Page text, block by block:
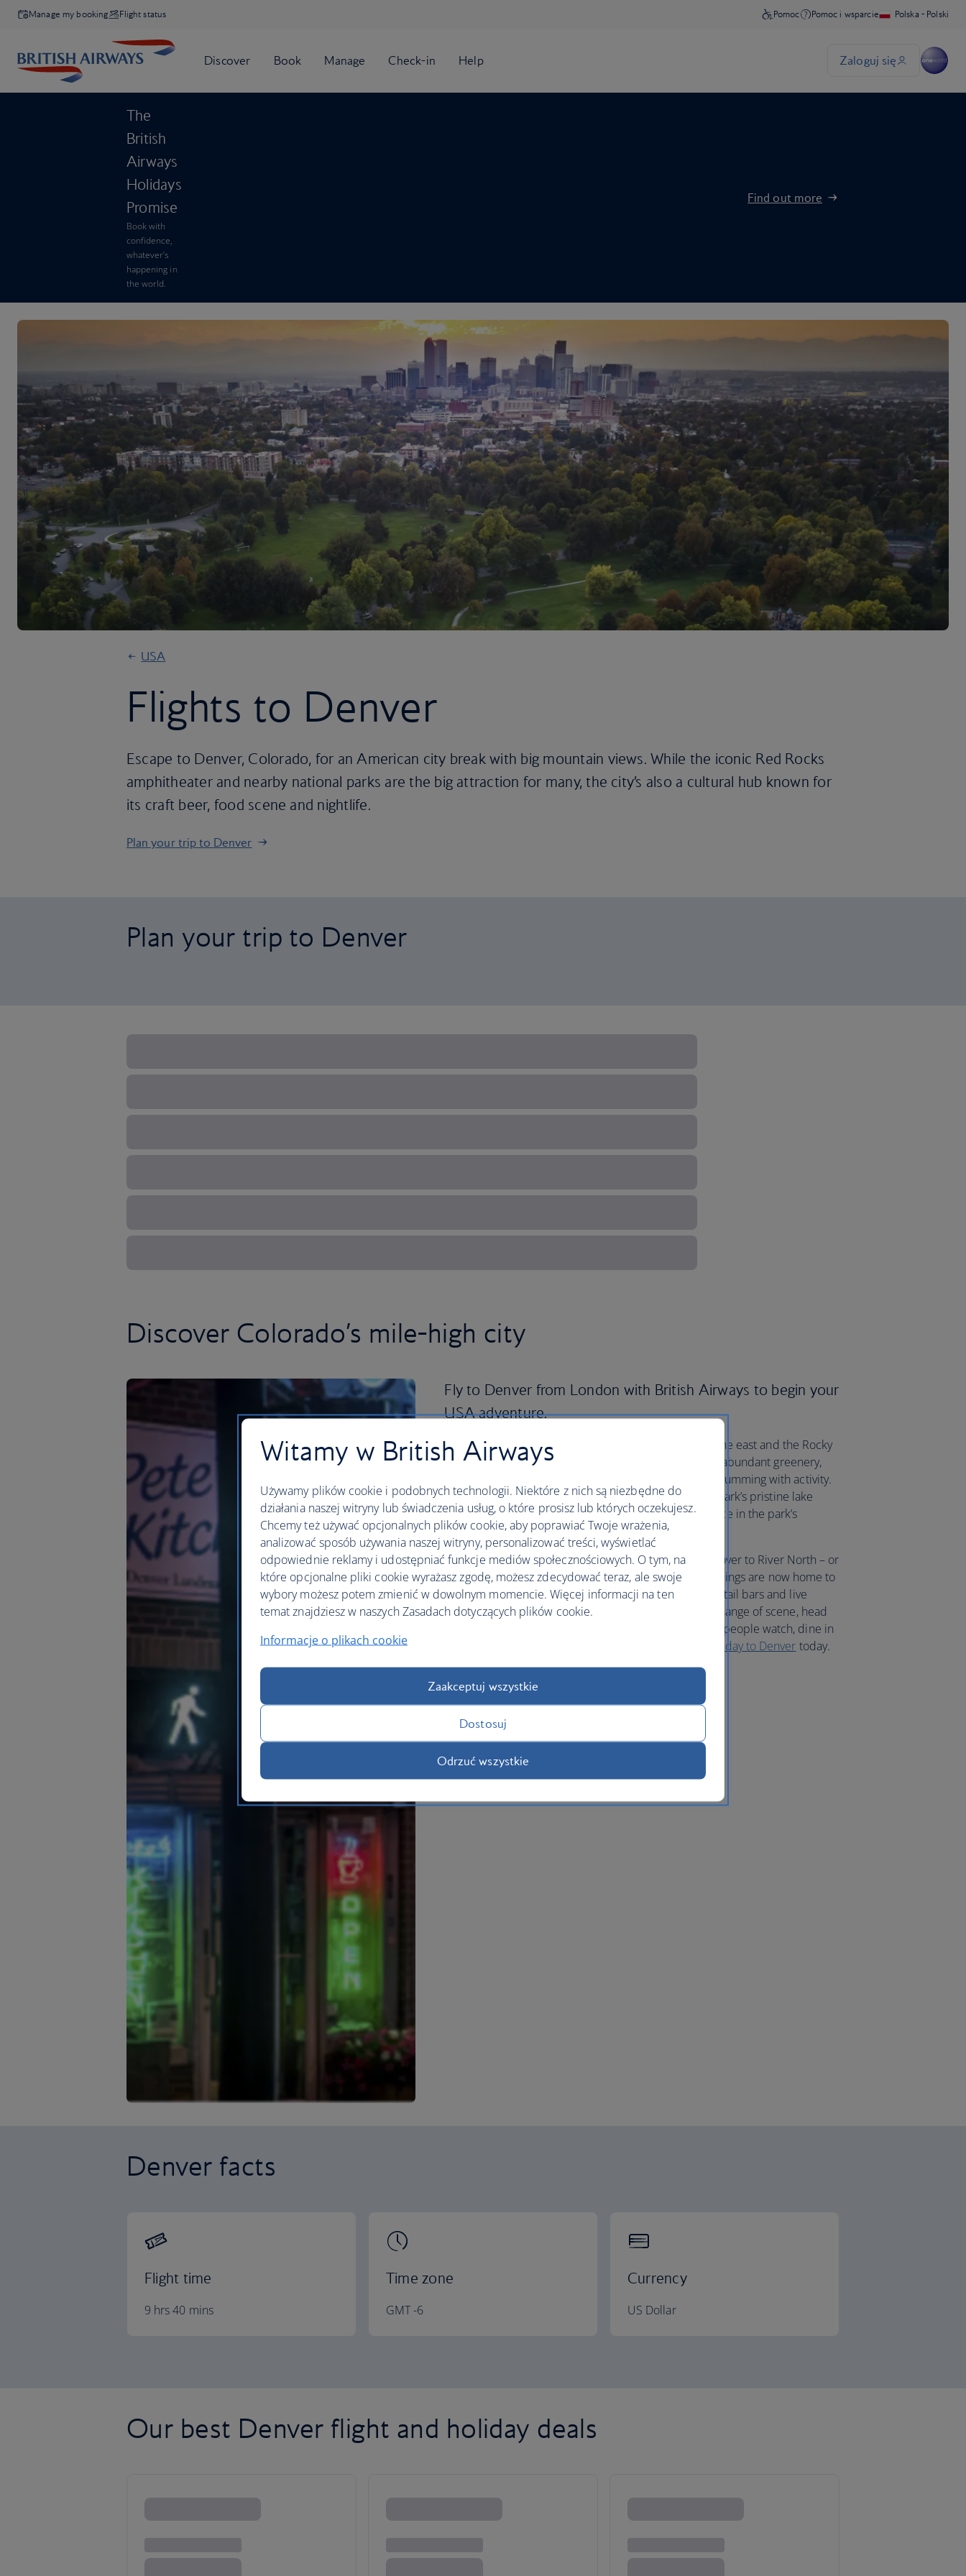
Manage my booking Flight status
The
British
Airways
Holidays
Promise
Book with
confidence,
whatever’s
happening in
the world.
Find out more
USA
Flights to Denver
Escape to Denver, Colorado, for an American city break with big mountain views. While the iconic Red Rocks
amphitheater and nearby national parks are the big attraction for many, the city’s also a cultural hub known for
its craft beer, food scene and nightlife.
Plan your trip to Denver
Plan your trip to Denver
Discover Colorado’s mile-high city
Fly to Denver from London with British Airways to begin your
USA adventure.
Sitting a mile above sea level with the Great Plains to the east and the Rocky
Mountains to the west, Denver’s got it all. Discover the abundant greenery,
diverse neighbourhoods and a walkable centre that’s humming with activity.
Start your morning in Denver with a stroll around City Park’s pristine lake
before popping into the Museum of Nature and Science in the park’s
grounds.
Check out the city’s thriving creative scene by walking over to River North – or
RiNo, as it’s known locally. The formerly industrial buildings are now home to
galleries, breweries and workspaces with enough cocktail bars and live
music venues to keep you going until morning. For a change of scene, head
to Denver’s upmarket Cherry Creek neighbourhood to people watch, dine in
holiday to Denver today.
Denver facts
Flight time
9 hrs 40 mins
Time zone
GMT -6
Currency
US Dollar
Our best Denver flight and holiday deals
Witamy w British Airways
Używamy plików cookie i podobnych technologii. Niektóre z nich są niezbędne do
działania naszej witryny lub świadczenia usług, o które prosisz lub których oczekujesz.
Chcemy też używać opcjonalnych plików cookie, aby poprawiać Twoje wrażenia,
analizować sposób używania naszej witryny, personalizować treści, wyświetlać
odpowiednie reklamy i udostępniać funkcje mediów społecznościowych. O tym, na
które opcjonalne pliki cookie wyrażasz zgodę, możesz zdecydować teraz, ale swoje
wybory możesz potem zmienić w dowolnym momencie. Więcej informacji na ten
temat znajdziesz w naszych Zasadach dotyczących plików cookie.
Informacje o plikach cookie
Zaakceptuj wszystkie
Dostosuj
Odrzuć wszystkie